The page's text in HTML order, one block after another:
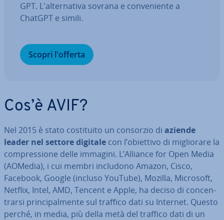
GPT. L'al­ter­na­ti­va sovrana e con­ve­nien­te a
ChatGPT e simili.
Scopri l'offerta
Cos’è AVIF?
Nel 2015 è stato co­sti­tui­to un consorzio di aziende
leader nel settore digitale con l’obiettivo di mi­glio­ra­re la
com­pres­sio­ne delle immagini. L’Alliance for Open Media
(AOMedia), i cui membri includono Amazon, Cisco,
Facebook, Google (incluso YouTube), Mozilla, Microsoft,
Netflix, Intel, AMD, Tencent e Apple, ha deciso di con­cen­
trar­si prin­ci­pal­men­te sul traffico dati su Internet. Questo
perché, in media, più della metà del traffico dati di un